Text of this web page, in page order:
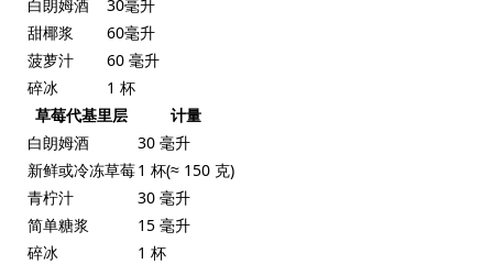
白朗姆酒
30毫升
甜椰浆
60毫升
菠萝汁
60 毫升
碎冰
1 杯
草莓代基里层
计量
白朗姆酒
30 毫升
新鲜或冷冻草莓1 杯(≈ 150 克)
青柠汁
30 毫升
简单糖浆
15 毫升
碎冰
1 杯